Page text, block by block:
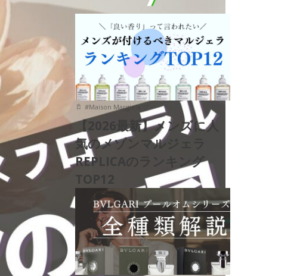
#Maison Margiela
【2026最新】メンズに人
気のメゾンマルジェラ
REPLICAのランキング
TOP12